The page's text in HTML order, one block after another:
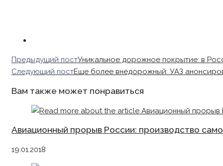
Read
more
Предыдущий постУникальное дорожное покрытие: в
Следующий постЕще более внедорожный: УАЗ
Вам также может понравиться
Авиационный прорыв России: производство
19.01.2018